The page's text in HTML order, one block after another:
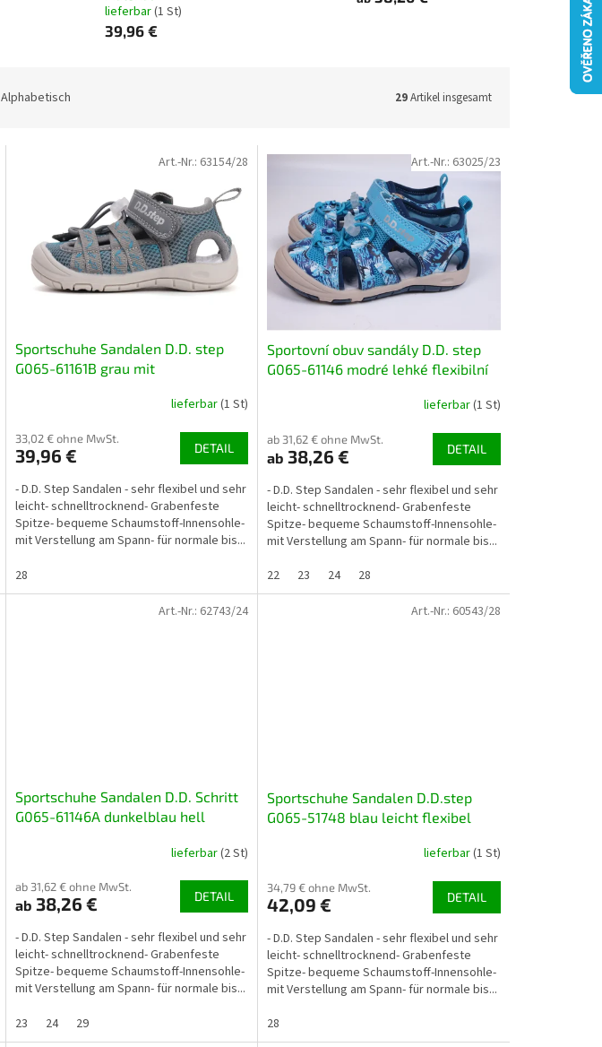
lieferbar(1 St)
39,96 €
Alphabetisch 29Artikel insgesamt
Sportschuhe Sandalen D.D. step
G065-61161B grau mit
schnelltrocknendem Material
lieferbar(1 St)
33,02 € ohne MwSt.
39,96 € DETAIL
- D.D. Step Sandalen - sehr flexibel und sehr
leicht- schnelltrocknend- Grabenfeste
Spitze- bequeme Schaumstoff-Innensohle-
mit Verstellung am Spann- für normale bis...
28
Art.-Nr.: 63154/28
Sportovní obuv sandály D.D. step
G065-61146 modré lehké flexibilní
lieferbar(1 St)
ab 31,62 € ohne MwSt.
ab 38,26 € DETAIL
- D.D. Step Sandalen - sehr flexibel und sehr
leicht- schnelltrocknend- Grabenfeste
Spitze- bequeme Schaumstoff-Innensohle-
mit Verstellung am Spann- für normale bis...
22
23 24 28
Art.-Nr.: 63025/23
Sportschuhe Sandalen D.D. Schritt
G065-61146A dunkelblau hell
lieferbar(2 St)
ab 31,62 € ohne MwSt.
ab 38,26 € DETAIL
- D.D. Step Sandalen - sehr flexibel und sehr
leicht- schnelltrocknend- Grabenfeste
Spitze- bequeme Schaumstoff-Innensohle-
mit Verstellung am Spann- für normale bis...
23
24 29
Art.-Nr.: 62743/24
Sportschuhe Sandalen D.D.step
G065-51748 blau leicht flexibel
lieferbar(1 St)
34,79 € ohne MwSt.
42,09 € DETAIL
- D.D. Step Sandalen - sehr flexibel und sehr
leicht- schnelltrocknend- Grabenfeste
Spitze- bequeme Schaumstoff-Innensohle-
mit Verstellung am Spann- für normale bis...
28
Art.-Nr.: 60543/28